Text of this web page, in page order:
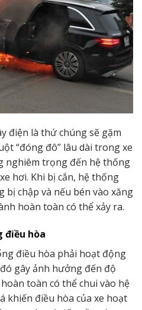
điện là thứ chúng sẽ gặm
“đóng đô” lâu dài trong xe
nghiêm trọng đến hệ thống
hơi. Khi bị cắn, hệ thống
bị chập và nếu bén vào xăng
hoàn toàn có thể xảy ra.
điều hòa
điều hòa phải hoạt động
gây ảnh hưởng đến độ
toàn có thể chui vào hệ
khiến điều hòa của xe hoạt